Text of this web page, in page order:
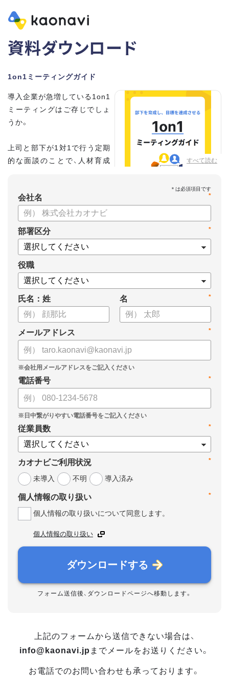
資料ダウンロード
1on1ミーティングガイド
すべて読む
導入企業が急増している1on1
ミーティングはご存じでしょ
うか。
上司と部下が1対1で行う定期
的な面談のことで、人材育成
こちらの資料では、
・1on1とは何か？
・1on1の基本的なやり方
・ 1on1 の基本アジェンダと質問例
についてまとめましたので、ぜひお役立てください。
*
会社名
*
部署区分
役職
氏名：姓 *
名
*
メールアドレス
*
電話番号
*
従業員数
*
カオナビご利用状況
未導入
不明 導入済み
*
個人情報の取り扱い
個人情報の取り扱いについて同意します。
個人情報の取り扱い
ダウンロードする
フォーム送信後、ダウンロードページへ移動します。
上記のフォームから送信できない場合は、
info@kaonavi.jp までメールをお送りください。
お電話でのお問い合わせも承っております。